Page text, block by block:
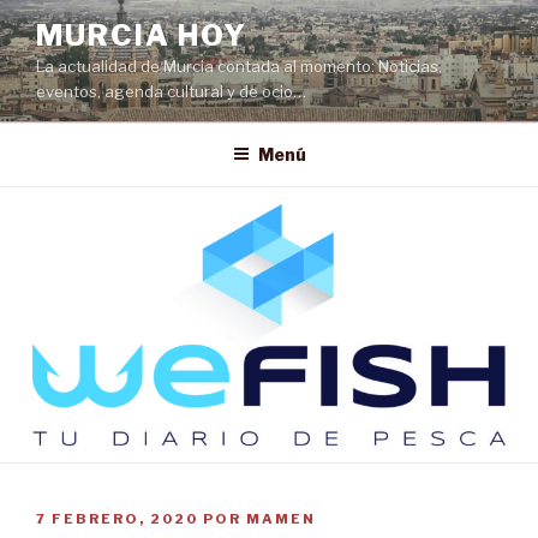
Saltar
al
contenido
MURCIA HOY
La actualidad de Murcia contada al momento: Noticias,
eventos, agenda cultural y de ocio…
Menú
PUBLICADO
7 FEBRERO, 2020 POR MAMEN